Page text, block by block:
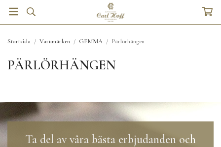
Startsida / Varumärken / GEMMA / Pärlörhängen
PÄRLÖRHÄNGEN
Ta del av våra bästa erbjudanden och